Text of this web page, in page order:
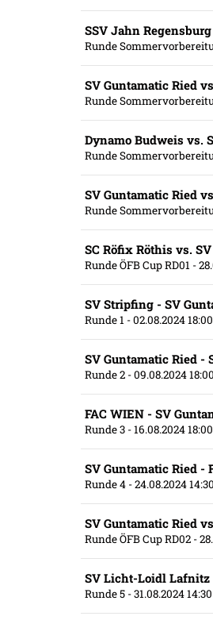
SSV Jahn
Runde
SV Guntamatic Ried
Runde
Dynamo Budweis vs.
Runde
SV Guntamatic Ried
Runde
SC Röfix Röthis vs.
Runde ÖFB Cup RD01 -
SV Stripfing - SV
Runde 1 - 02.08.2024
SV Guntamatic Ried -
Runde 2 - 09.08.2024
FAC WIEN - SV
Runde 3 - 16.08.2024
SV Guntamatic Ried -
Runde 4 - 24.08.2024
SV Guntamatic Ried
Runde ÖFB Cup RD02 -
SV Licht-Loidl Lafnitz
Runde 5 - 31.08.2024